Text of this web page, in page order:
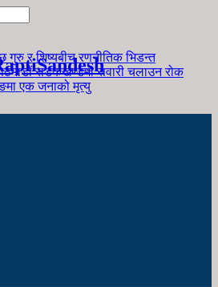
गुरु र शिष्यबीच रणनीतिक भिडन्त
सडकखण्डमा सवारी चलाउन रोक
एक जनाको मृत्यु